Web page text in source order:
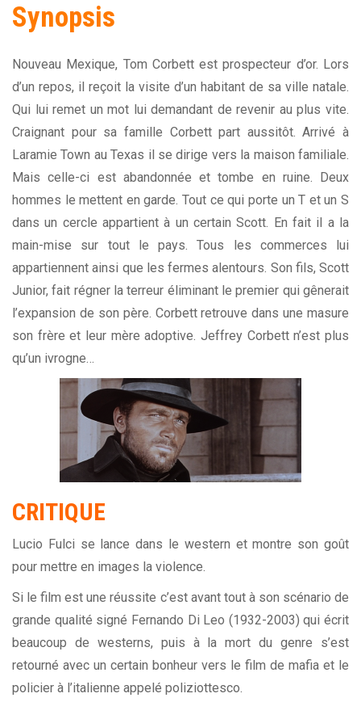
Synopsis
Nouveau Mexique, Tom Corbett est prospecteur d’or. Lors
d’un repos, il reçoit la visite d’un habitant de sa ville natale.
Qui lui remet un mot lui demandant de revenir au plus vite.
Craignant pour sa famille Corbett part aussitôt. Arrivé à
Laramie Town au Texas il se dirige vers la maison familiale.
Mais celle-ci est abandonnée et tombe en ruine. Deux
hommes le mettent en garde. Tout ce qui porte un T et un S
dans un cercle appartient à un certain Scott. En fait il a la
main-mise sur tout le pays. Tous les commerces lui
appartiennent ainsi que les fermes alentours. Son fils, Scott
Junior, fait régner la terreur éliminant le premier qui gênerait
l’expansion de son père. Corbett retrouve dans une masure
son frère et leur mère adoptive. Jeffrey Corbett n’est plus
qu’un ivrogne…
CRITIQUE
Lucio Fulci se lance dans le western et montre son goût
pour mettre en images la violence.
Si le film est une réussite c’est avant tout à son scénario de
grande qualité signé Fernando Di Leo (1932-2003) qui écrit
beaucoup de westerns, puis à la mort du genre s’est
retourné avec un certain bonheur vers le film de mafia et le
policier à l’italienne appelé poliziottesco.